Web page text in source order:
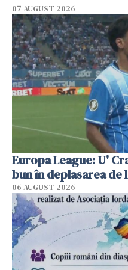
07 AUGUST 2026
Europa League: U'
bun în deplasarea de
06 AUGUST 2026